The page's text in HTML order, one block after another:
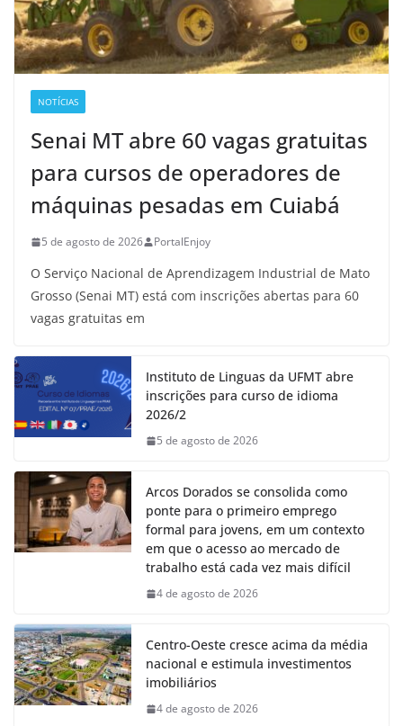
NOTÍCIAS
Senai MT abre 60 vagas gratuitas
para cursos de operadores de
máquinas pesadas em Cuiabá
5 de agosto de 2026 PortalEnjoy
O Serviço Nacional de Aprendizagem Industrial de Mato
Grosso (Senai MT) está com inscrições abertas para 60
vagas gratuitas em
Instituto de Linguas da UFMT abre
inscrições para curso de idioma
2026/2
5 de agosto de 2026
Arcos Dorados se consolida como
ponte para o primeiro emprego
formal para jovens, em um contexto
em que o acesso ao mercado de
trabalho está cada vez mais difícil
4 de agosto de 2026
Centro-Oeste cresce acima da média
nacional e estimula investimentos
imobiliários
4 de agosto de 2026